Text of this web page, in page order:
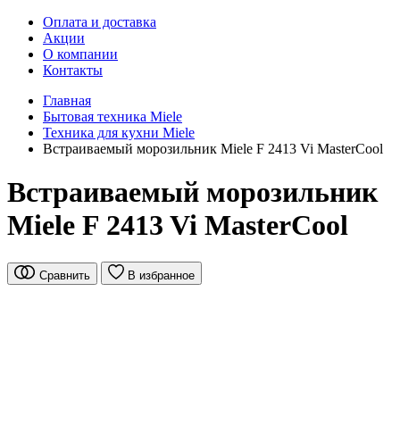
Оплата и доставка
Акции
О компании
Контакты
Главная
Бытовая техника Miele
Техника для кухни Miele
Встраиваемый морозильник Miele F 2413 Vi MasterCool
Встраиваемый морозильник
Miele F 2413 Vi MasterCool
Сравнить В избранное